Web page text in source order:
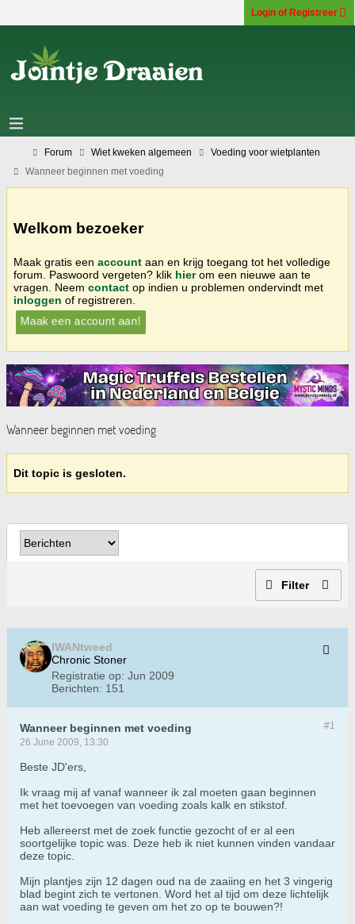
Login of Registreer
Forum Wiet kweken algemeen
Voeding voor wietplanten
Wanneer beginnen met voeding
Welkom bezoeker
Maak gratis een account aan en krijg toegang tot het volledige
forum. Paswoord vergeten? klik hierom een nieuwe aan te
vragen. Neem contact op indien u problemen ondervindt met
inloggen of registreren.
Maak een account aan!
Wanneer beginnen met voeding
Dit topic is gesloten.
Filter
IWANtweed
Chronic Stoner
Registratie op: Jun 2009
Berichten: 151
#1
Wanneer beginnen met voeding
26 June 2009, 13:30
Beste JD'ers,
Ik vraag mij af vanaf wanneer ik zal moeten gaan beginnen
met het toevoegen van voeding zoals kalk en stikstof.
Heb allereerst met de zoek functie gezocht of er al een
soortgelijke topic was. Deze heb ik niet kunnen vinden vandaar
deze topic.
Mijn plantjes zijn 12 dagen oud na de zaaiing en het 3 vingerig
blad begint zich te vertonen. Word het al tijd om deze lichtelijk
aan wat voeding te geven om het zo op te bouwen?!